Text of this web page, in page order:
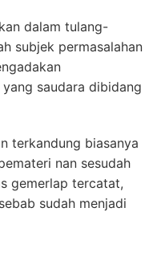
dalam tulang-
subjek permasalahan
saudara dibidang
terkandung biasanya
nan sesudah
gemerlap tercatat,
sudah menjadi